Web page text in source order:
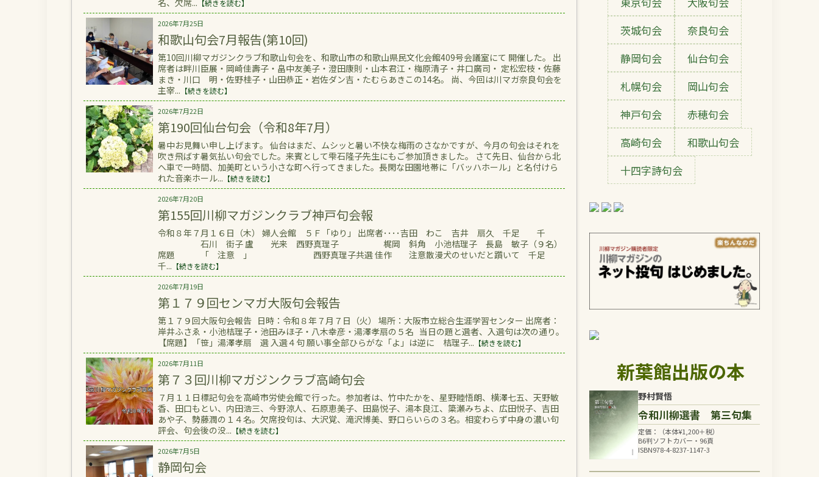
名、欠席... 【続きを読む】
2026年7月25日
和歌山句会7月報告(第10回)
第10回川柳マガジンクラブ和歌山句会を、和歌山市の和歌山県民文化会館409号会議室にて 開催した。 出
席者は畔川臣展・岡崎佳壽子・畠中友美子・澄田康則・山本君江・梅原清子・井口廣司・ 定松宏枝・佐藤
まき・川口 明・佐野桂子・山田恭正・岩佐ダン吉・たむらあきこの14名。 尚、今回は川マガ奈良句会を
主宰... 【続きを読む】
2026年7月22日
第190回仙台句会（令和8年7月）
暑中お見舞い申し上げます。 仙台はまだ、ムシッと暑い不快な梅雨のさなかですが、今月の句会はそれを
吹き飛ばす暑気払い句会でした。来賓として雫石隆子先生にもご参加頂きました。 さて先日、仙台から北
へ車で一時間、加美町という小さな町へ行ってきました。長閑な田園地帯に「バッハホール」と名付けら
れた音楽ホール... 【続きを読む】
2026年7月20日
第155回川柳マガジンクラブ神戸句会報
令和８年７月１６日（木） 婦人会館 ５Ｆ「ゆり」 出席者････吉田 わこ 吉井 扇久 千足 千
石川 街子 盧 光来 西野真理子 梶岡 斜角 小池桔理子 長島 敏子（９名）
席題 「 注意 」 西野真理子共選 佳作 注意散漫犬のせいだと躓いて 千足
千... 【続きを読む】
2026年7月19日
第１７９回センマガ大阪句会報告
第１７９回大阪句会報告 日時：令和８年７月７日（火） 場所：大阪市立総合生涯学習センター 出席者：
岸井ふさゑ・小池桔理子・池田みほ子・八木幸彦・湯澤孝扇の５名 当日の題と選者、入選句は次の通り。
【席題】「笹」湯澤孝扇 選 入選４句 願い事全部ひらがな「よ」は逆に 桔理子... 【続きを読む】
2026年7月11日
第７３回川柳マガジンクラブ高崎句会
７月１１日標記句会を高崎市労使会館で行った。参加者は、竹中たかを、星野睦悟朗、横澤七五、天野敏
香、田口もとい、内田浩三、今野涼人、石原恵美子、田島悦子、湯本良江、簗瀬みちよ、広田悦子、吉田
あや子、勢藤潤の１４名。欠席投句は、大沢覚、滝沢博美、野口らいらの３名。相変わらず中身の濃い句
評会、句会後の没... 【続きを読む】
2026年7月5日
静岡句会
茨城句会
奈良句会
静岡句会
仙台句会
札幌句会
岡山句会
神戸句会
赤穂句会
高崎句会
和歌山句会
十四字詩句会
新葉館出版の本
野村賢悟
令和川柳選書 第三句集
定価：（本体¥1,200＋税）
B6判ソフトカバー・96頁
ISBN978-4-8237-1147-3